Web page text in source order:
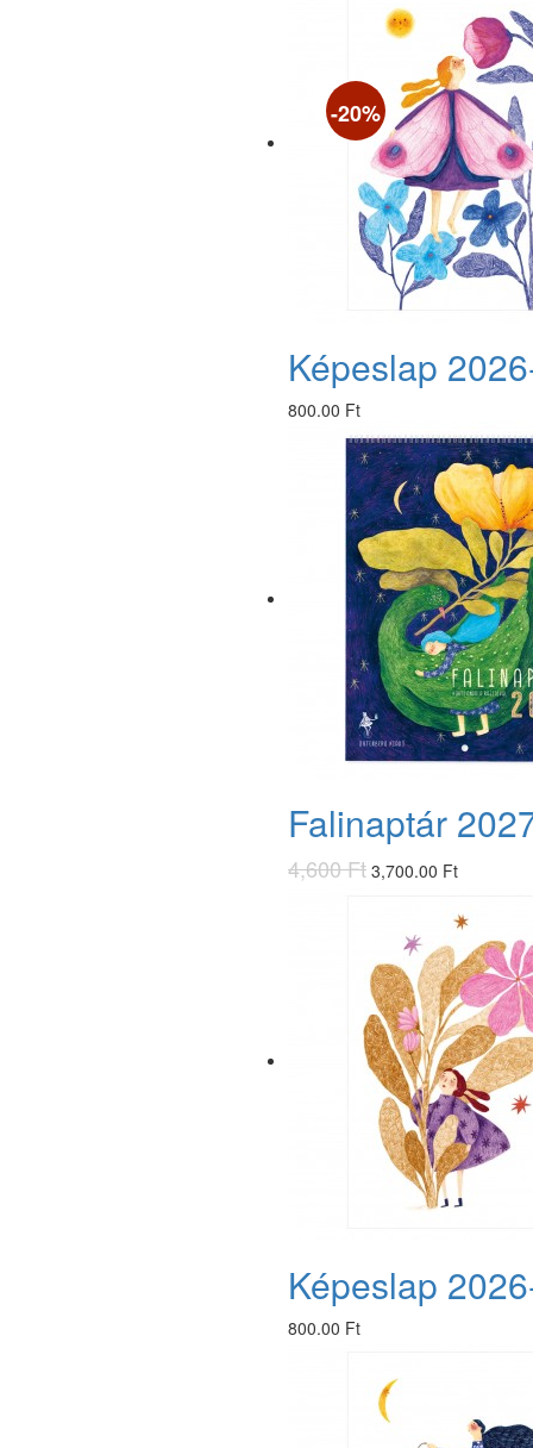
Képeslap
800.00 Ft
-20%
Falinaptár
4,600 Ft 3,700.00 Ft
Képeslap
800.00 Ft